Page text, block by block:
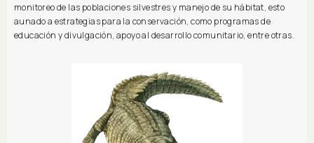
monitoreo de las poblaciones silvestres y manejo de su hábitat, esto
aunado a estrategias para la conservación, como programas de
educación y divulgación, apoyo al desarrollo comunitario, entre otras.